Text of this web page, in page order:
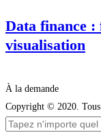
Data finance
visualisation
À la demande
Copyright © 2020. Tous